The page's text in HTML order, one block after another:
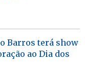
Barros terá show
ao Dia dos